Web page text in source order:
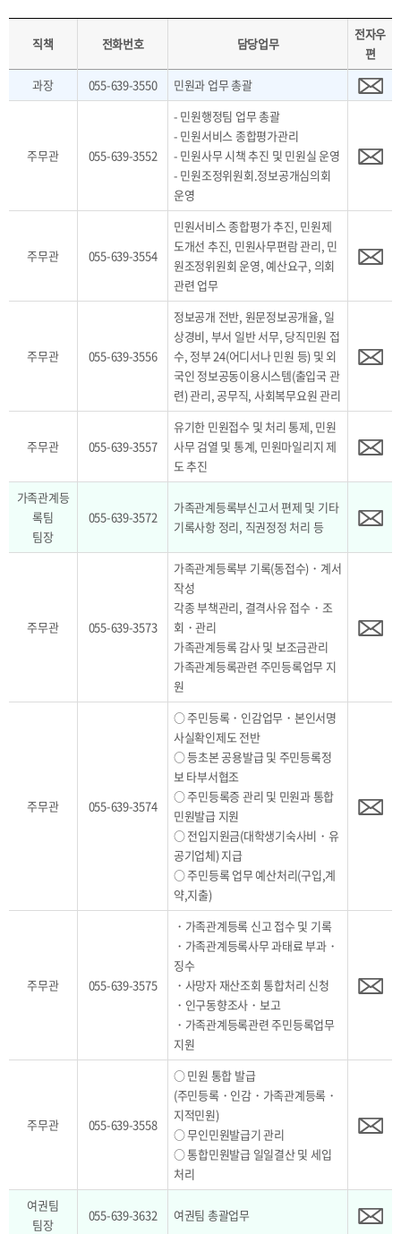
직책 전화번호 담당업무
전자우
편
과장
055-639-3550 민원과 업무 총괄
주무관 055-639-3552
- 민원행정팀 업무 총괄
- 민원서비스 종합평가관리
- 민원사무 시책 추진 및 민원실 운영
- 민원조정위원회.정보공개심의회
운영
주무관 055-639-3554
민원서비스 종합평가 추진, 민원제
도개선 추진, 민원사무편람 관리, 민
원조정위원회 운영, 예산요구, 의회
관련 업무
주무관 055-639-3556
정보공개 전반, 원문정보공개율, 일
상경비, 부서 일반 서무, 당직민원 접
수, 정부 24(어디서나 민원 등) 및 외
국인 정보공동이용시스템(출입국 관
련) 관리, 공무직, 사회복무요원 관리
주무관 055-639-3557
유기한 민원접수 및 처리 통제, 민원
사무 검열 및 통계, 민원마일리지 제
도 추진
가족관계등
록팀
팀장
055-639-3572
가족관계등록부신고서 편제 및 기타
기록사항 정리, 직권정정 처리 등
주무관 055-639-3573
가족관계등록부 기록(동접수)・계서
작성
각종 부책관리, 결격사유 접수・조
회・관리
가족관계등록 감사 및 보조금관리
가족관계등록관련 주민등록업무 지
원
주무관 055-639-3574
○ 주민등록・인감업무・본인서명
사실확인제도 전반
○ 등초본 공용발급 및 주민등록정
보 타부서협조
○ 주민등록증 관리 및 민원과 통합
민원발급 지원
○ 전입지원금(대학생기숙사비・유
공기업체) 지급
○ 주민등록 업무 예산처리(구입,계
약,지출)
주무관 055-639-3575
・가족관계등록 신고 접수 및 기록
・가족관계등록사무 과태료 부과・
징수
・사망자 재산조회 통합처리 신청
・인구동향조사・보고
・가족관계등록관련 주민등록업무
지원
주무관 055-639-3558
○ 민원 통합 발급
(주민등록・인감・가족관계등록・
지적민원)
○ 무인민원발급기 관리
○ 통합민원발급 일일결산 및 세입
처리
여권팀
팀장
055-639-3632 여권팀 총괄업무